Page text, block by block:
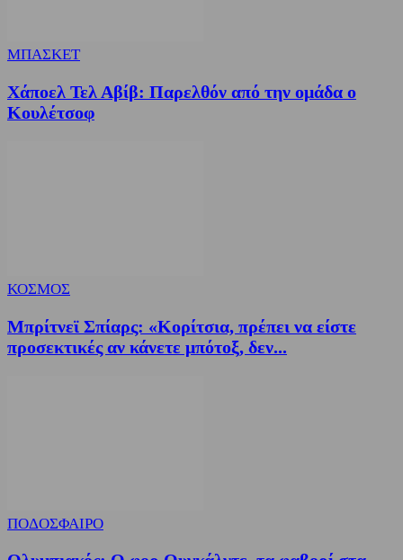
ΜΠΑΣΚΕΤ
Χάποελ Τελ Αβίβ: Παρελθόν από την ομάδα ο
Κουλέτσοφ
ΚΟΣΜΟΣ
Μπρίτνεϊ Σπίαρς: «Κορίτσια, πρέπει να είστε
προσεκτικές αν κάνετε μπότοξ, δεν...
ΠΟΔΟΣΦΑΙΡΟ